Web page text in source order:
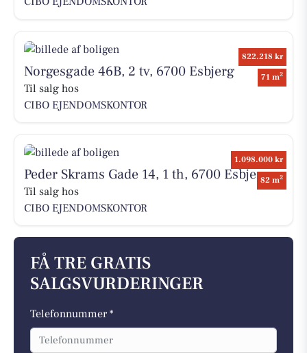
822.218 kr
71 m2
Norgesgade 46B, 2 tv, 6700 Esbjerg
Til salg hos
CIBO EJENDOMSKONTOR
1.098.000 kr
82 m2
Peder Skrams Gade 14, 1 th, 6700 Esbjerg
Til salg hos
CIBO EJENDOMSKONTOR
FÅ TRE GRATIS
SALGSVURDERINGER
Telefonnummer *